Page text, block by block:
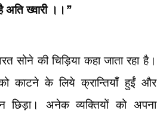
ख्वारी ।।”
सोने की चिड़िया कहा जाता रहा है।
को काटने के लिये क्रान्तियाँ हुईं और
छिड़ा। अनेक व्यक्तियों को अपना